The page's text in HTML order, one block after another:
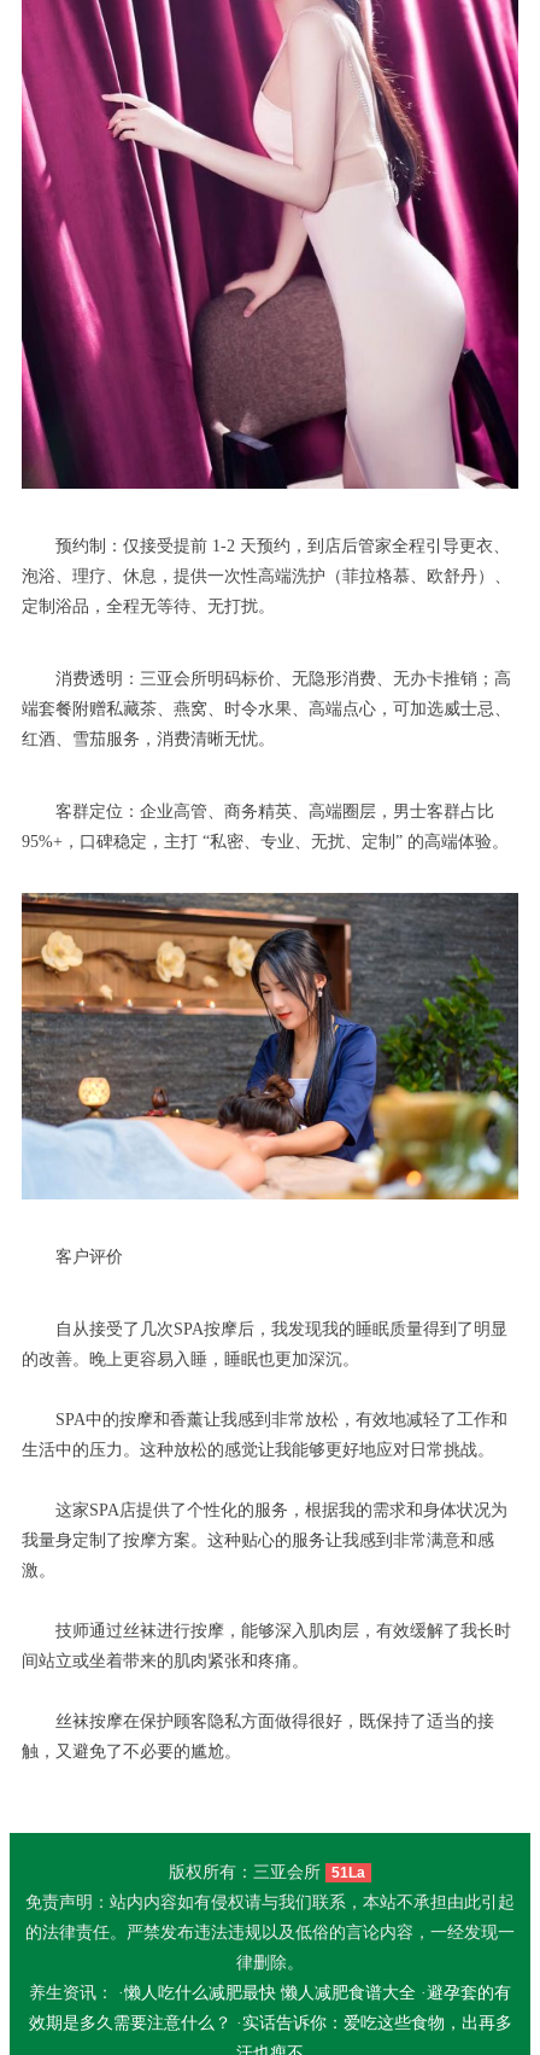
预约制：仅接受提前 1-2 天预约，到店后管家全程引导更衣、
泡浴、理疗、休息，提供一次性高端洗护（菲拉格慕、欧舒丹）、
定制浴品，全程无等待、无打扰。
消费透明：三亚会所明码标价、无隐形消费、无办卡推销；高
端套餐附赠私藏茶、燕窝、时令水果、高端点心，可加选威士忌、
红酒、雪茄服务，消费清晰无忧。
客群定位：企业高管、商务精英、高端圈层，男士客群占比
95%+，口碑稳定，主打 “私密、专业、无扰、定制” 的高端体验。
客户评价
自从接受了几次SPA按摩后，我发现我的睡眠质量得到了明显
的改善。晚上更容易入睡，睡眠也更加深沉。
SPA中的按摩和香薰让我感到非常放松，有效地减轻了工作和
生活中的压力。这种放松的感觉让我能够更好地应对日常挑战。
这家SPA店提供了个性化的服务，根据我的需求和身体状况为
我量身定制了按摩方案。这种贴心的服务让我感到非常满意和感
激。
技师通过丝袜进行按摩，能够深入肌肉层，有效缓解了我长时
间站立或坐着带来的肌肉紧张和疼痛。
丝袜按摩在保护顾客隐私方面做得很好，既保持了适当的接
触，又避免了不必要的尴尬。
版权所有：三亚会所 51La
免责声明：站内内容如有侵权请与我们联系，本站不承担由此引起
的法律责任。严禁发布违法违规以及低俗的言论内容，一经发现一
律删除。
养生资讯： ·懒人吃什么减肥最快 懒人减肥食谱大全 ·避孕套的有
效期是多久需要注意什么？ ·实话告诉你：爱吃这些食物，出再多